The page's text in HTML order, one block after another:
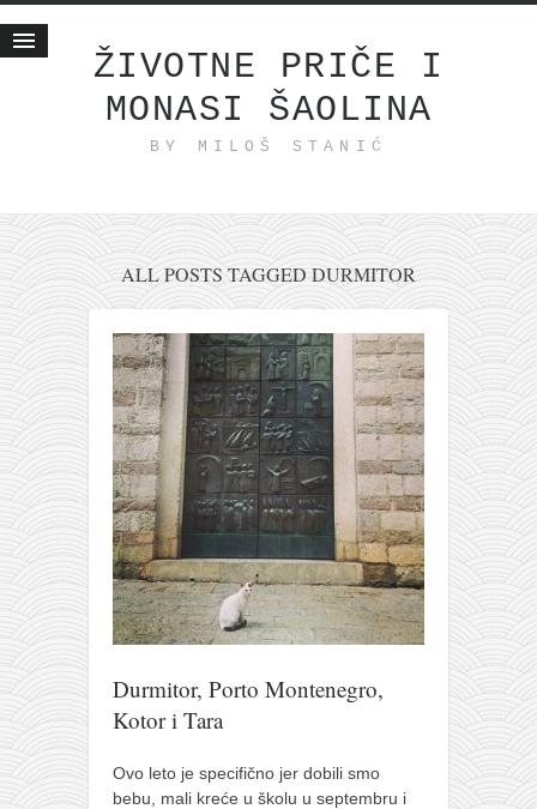
ŽIVOTNE PRIČE I
MONASI ŠAOLINA
BY MILOŠ STANIĆ
Životne priče
internet poslovanje
ishranom do zdravlja
moj haiku
momenti i mesta
bonus sadržaj
Svetlopis
zakonopravilo
duhovni otac
pravoslavlje
zabranjena istorija
ćirilica
porodične priče
umesto tvitera
azbuki i knjige
ALL POSTS TAGGED DURMITOR
Durmitor, Porto Montenegro,
Kotor i Tara
Ovo leto je specifično jer dobili smo
bebu, mali kreće u školu u septembru i